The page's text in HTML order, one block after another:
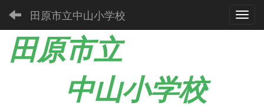
田原市立中山小学校
田原市立
中山小学校